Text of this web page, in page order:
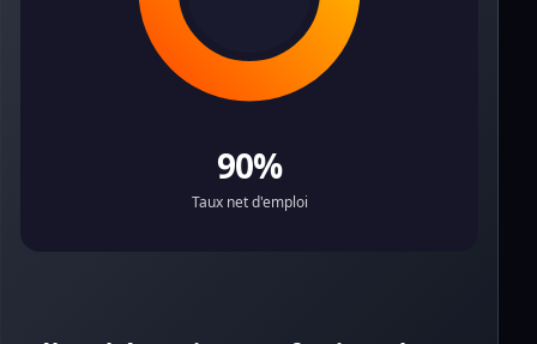
90%
Taux net d'emploi